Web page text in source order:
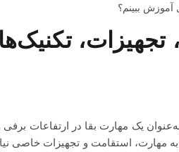
یک مهارت بقا در ارتفاعات
استقامت و تجهیزات خاصی